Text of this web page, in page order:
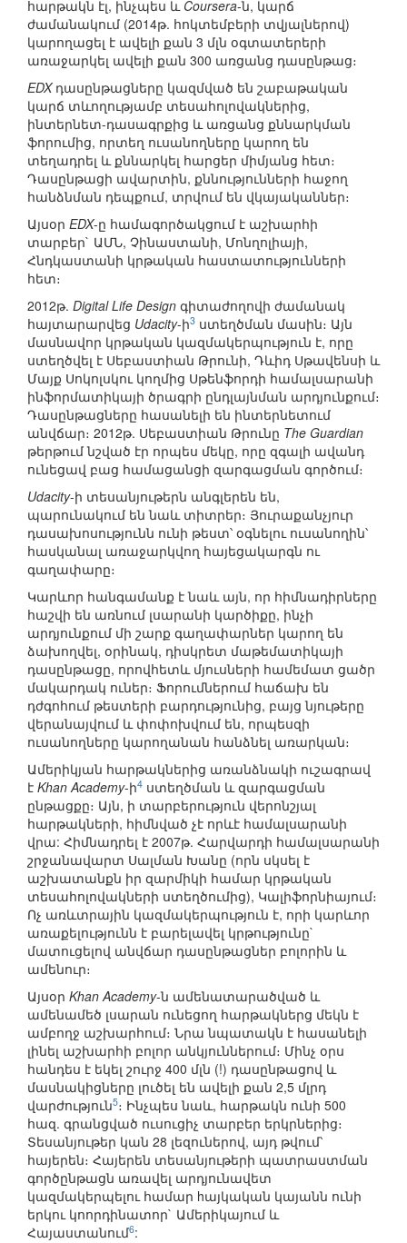
հարթակն էլ, ինչպես և Coursera-ն, կարճ
ժամանակում (2014թ. հոկտեմբերի տվյալներով)
կարողացել է ավելի քան 3 մլն օգտատերերի
առաջարկել ավելի քան 300 առցանց դասընթաց։
EDXդասընթացները կազմված են շաբաթական
կարճ տևողությամբ տեսահոլովակներից,
ինտերնետ-դասագրքից և առցանց քննարկման
ֆորումից, որտեղ ուսանողները կարող են
տեղադրել և քննարկել հարցեր միմյանց հետ։
Դասընթացի ավարտին, քննությունների հաջող
հանձնման դեպքում, տրվում են վկայականներ։
Այսօր EDX-ը համագործակցում է աշխարհի
տարբեր` ԱՄՆ, Չինաստանի, Մոնղոլիայի,
Հնդկաստանի կրթական հաստատությունների
հետ։
2012թ. Digital Life Design գիտաժողովի ժամանակ
հայտարարվեց Udacity-ի3 ստեղծման մասին։ Այն
մասնավոր կրթական կազմակերպություն է, որը
ստեղծվել է Սեբաստիան Թրունի, Դևիդ Սթավենսի և
Մայք Սոկոլսկու կողմից Սթենֆորդի համալսարանի
ինֆորմատիկայի ծրագրի ընդլայնման արդյունքում։
Դասընթացները հասանելի են ինտերնետում
անվճար։ 2012թ. Սեբաստիան Թրունը The Guardian
թերթում նշված էր որպես մեկը, որը զգալի ավանդ
ունեցավ բաց համացանցի զարգացման գործում։
Udacity-ի տեսանյութերն անգլերեն են,
պարունակում են նաև տիտրեր։ Յուրաքանչյուր
դասախոսությունն ունի թեստ՝ օգնելու ուսանողին՝
հասկանալ առաջարկվող հայեցակարգն ու
գաղափարը։
Կարևոր հանգամանք է նաև այն, որ հիմնադիրները
հաշվի են առնում լսարանի կարծիքը, ինչի
արդյունքում մի շարք գաղափարներ կարող են
ձախողվել, օրինակ, դիսկրետ մաթեմատիկայի
դասընթացը, որովհետև մյուսների համեմատ ցածր
մակարդակ ուներ։ Ֆորումներում հաճախ են
դժգոհում թեստերի բարդությունից, բայց նյութերը
վերանայվում և փոփոխվում են, որպեսզի
ուսանողները կարողանան հանձնել առարկան։
Ամերիկյան հարթակներից առանձնակի ուշագրավ
է Khan Academy-ի4 ստեղծման և զարգացման
ընթացքը։ Այն, ի տարբերություն վերոնշյալ
հարթակների, հիմնված չէ որևէ համալսարանի
վրա: Հիմնադրել է 2007թ. Հարվարդի համալսարանի
շրջանավարտ Սալման Խանը (որն սկսել է
աշխատանքն իր զարմիկի համար կրթական
տեսահոլովակների ստեղծումից), Կալիֆորնիայում։
Ոչ առևտրային կազմակերպություն է, որի կարևոր
առաքելությունն է բարելավել կրթությունը`
մատուցելով անվճար դասընթացներ բոլորին և
ամենուր։
Այսօր Khan Academy-ն ամենատարածված և
ամենամեծ լսարան ունեցող հարթակներց մեկն է
ամբողջ աշխարհում։ Նրա նպատակն է հասանելի
լինել աշխարհի բոլոր անկյուններում։ Մինչ օրս
հանդես է եկել շուրջ 400 մլն (!) դասընթացով և
մասնակիցները լուծել են ավելի քան 2,5 մլրդ
վարժություն5։ Ինչպես նաև, հարթակն ունի 500
հազ. գրանցված ուսուցիչ տարբեր երկրներից։
Տեսանյութեր կան 28 լեզուներով, այդ թվում՝
հայերեն։ Հայերեն տեսանյութերի պատրաստման
գործընթացն առավել արդյունավետ
կազմակերպելու համար hայկական կայանն ունի
երկու կոորդինատոր` Ամերիկայում և
Հայաստանում6: